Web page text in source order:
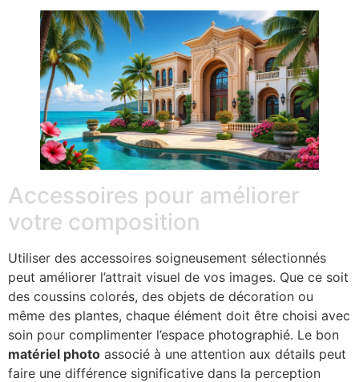
Accessoires pour améliorer
votre composition
Utiliser des accessoires soigneusement sélectionnés
peut améliorer l’attrait visuel de vos images. Que ce soit
des coussins colorés, des objets de décoration ou
même des plantes, chaque élément doit être choisi avec
soin pour complimenter l’espace photographié. Le bon
matériel photo associé à une attention aux détails peut
faire une différence significative dans la perception